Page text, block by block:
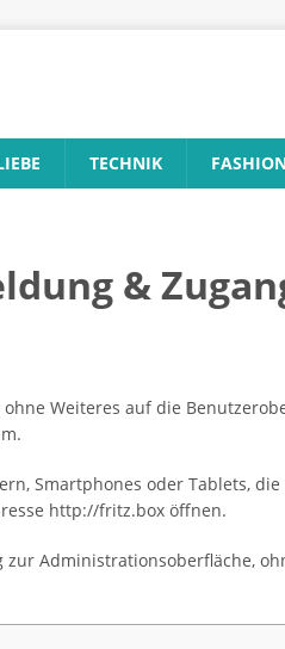
TECHNIK
&
Weiteres auf die
Smartphones oder Tablets,
http://fritz.box öffnen.
Administrationsoberfläche,